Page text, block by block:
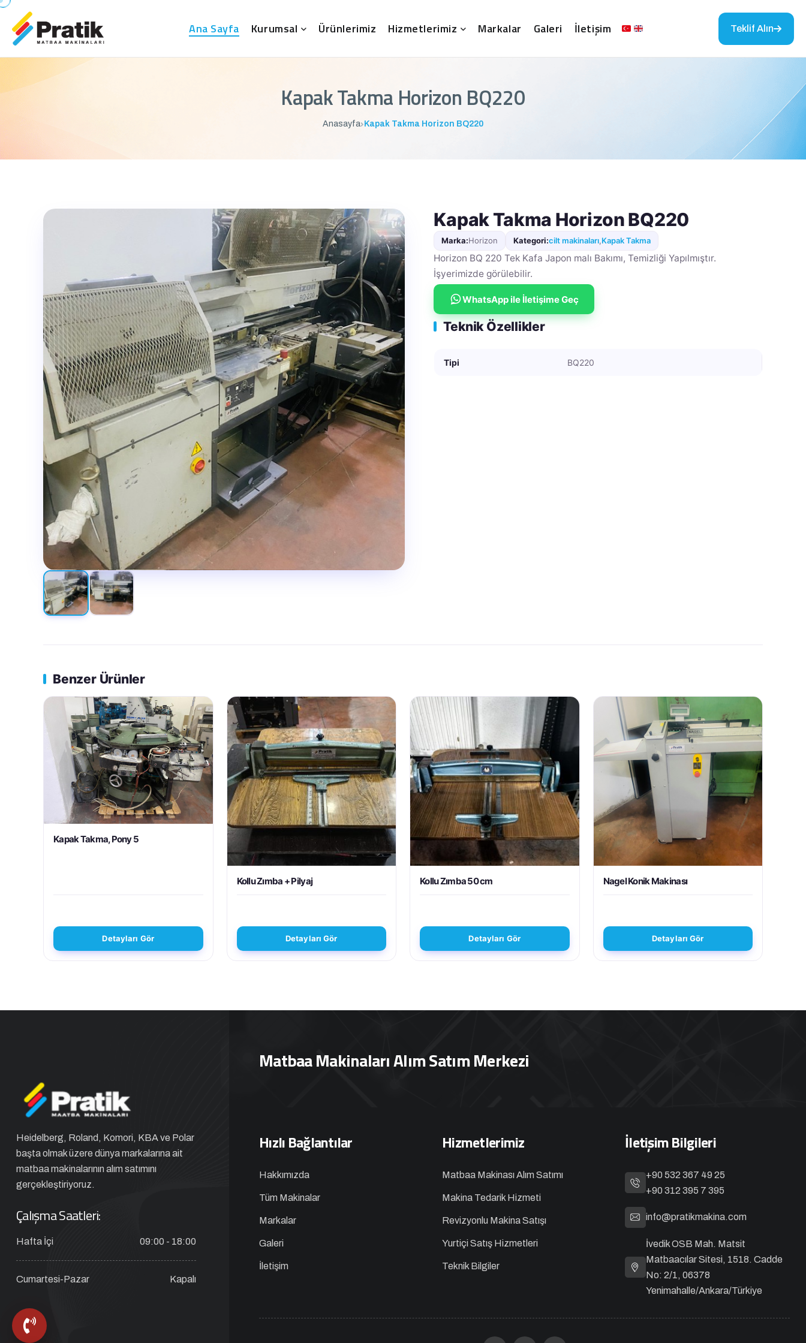
Ana Sayfa Kurumsal Ürünlerimiz Hizmetlerimiz Markalar Galeri İletişim Teklif Alın
Kapak Takma Horizon BQ220
Anasayfa Kapak Takma Horizon BQ220
Kapak Takma Horizon BQ220
Marka:Horizon Kategori:cilt makinaları,Kapak Takma
Horizon BQ 220 Tek Kafa Japon malı Bakımı, Temizliği Yapılmıştır.
İşyerimizde görülebilir.
WhatsApp ile İletişime Geç
Teknik Özellikler
Tipi BQ220
Benzer Ürünler
Kapak Takma, Pony 5
Detayları Gör
Kollu Zımba + Pilyaj
Detayları Gör
Kollu Zımba 50 cm
Detayları Gör
Nagel Konik Makinası
Detayları Gör
Heidelberg, Roland, Komori, KBA ve Polar
başta olmak üzere dünya markalarına ait
matbaa makinalarının alım satımını
gerçekleştiriyoruz.
Çalışma Saatleri:
Hafta İçi 09:00 - 18:00
Cumartesi-Pazar Kapalı
Matbaa Makinaları Alım Satım Merkezi
Hızlı Bağlantılar
Hakkımızda
Tüm Makinalar
Markalar
Galeri
İletişim
Hizmetlerimiz
Matbaa Makinası Alım Satımı
Makina Tedarik Hizmeti
Revizyonlu Makina Satışı
Yurtiçi Satış Hizmetleri
Teknik Bilgiler
İletişim Bilgileri
+90 532 367 49 25
+90 312 395 7 395
info@pratikmakina.com
İvedik OSB Mah. Matsit
Matbaacılar Sitesi, 1518. Cadde
No: 2/1, 06378
Yenimahalle/Ankara/Türkiye